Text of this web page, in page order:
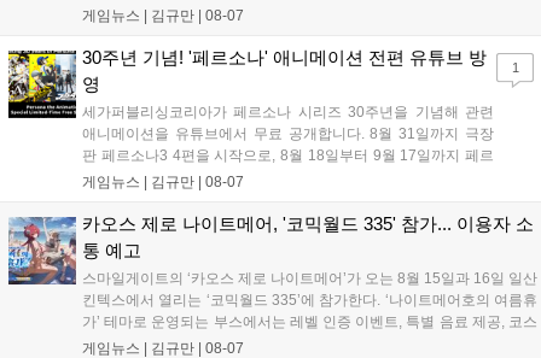
고 있으며, 이번 행사에는 영화진흥위원회 등 14개 기관 임직원이 동참
따뜻한 실천에 참여한 모든 임직원에게 감사의 뜻을 전하며 헌혈 문화
확산에 앞장섰습니다....
게임뉴스 | 김규만 | 08-07
30주년 기념! '페르소나' 애니메이션 전편 유튜브 방
영
세가퍼블리싱코리아가 페르소나 시리즈 30주년을 기념해 관련
애니메이션을 유튜브에서 무료 공개합니다. 8월 31일까지 극장
판 페르소나3 4편을 시작으로, 8월 18일부터 9월 17일까지 페르
소나4 더 골든 12화, 9월 15일부터 10월 14일까지 페르소나5 시
시지를 모집하며, 선정된 내용은 기념 영상 및 대형 전광판에 소
개될 예정입니다....
게임뉴스 | 김규만 | 08-07
1
카오스 제로 나이트메어, '코믹월드 335' 참가... 이용자 소
통 예고
스마일게이트의 ‘카오스 제로 나이트메어’가 오는 8월 15일과 16일 일산
킨텍스에서 열리는 ‘코믹월드 335’에 참가한다. ‘나이트메어호의 여름휴
가’ 테마로 운영되는 부스에서는 레벨 인증 이벤트, 특별 음료 제공, 코스
프레 모델 포토존 등 다채로운 행사가 진행된다. 유명 코스어 7인이 캐릭
게임뉴스 | 김규만 | 08-07